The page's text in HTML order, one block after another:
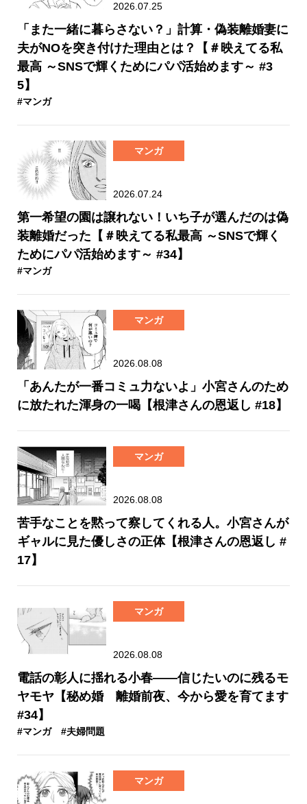
2026.07.25
「また一緒に暮らさない？」計算・偽装離婚妻に
夫がNOを突き付けた理由とは？【＃映えてる私
最高 ～SNSで輝くためにパパ活始めます～ #3
5】
#マンガ
マンガ
2026.07.24
第一希望の園は譲れない！いち子が選んだのは偽
装離婚だった【＃映えてる私最高 ～SNSで輝く
ためにパパ活始めます～ #34】
#マンガ
マンガ
2026.08.08
「あんたが一番コミュ力ないよ」小宮さんのため
に放たれた渾身の一喝【根津さんの恩返し #18】
マンガ
2026.08.08
苦手なことを黙って察してくれる人。小宮さんが
ギャルに見た優しさの正体【根津さんの恩返し #
17】
マンガ
2026.08.08
電話の彰人に揺れる小春――信じたいのに残るモ
ヤモヤ【秘め婚 離婚前夜、今から愛を育てます
#34】
#マンガ #夫婦問題
マンガ